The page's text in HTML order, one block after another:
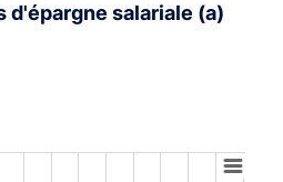
d'épargne salariale (a)